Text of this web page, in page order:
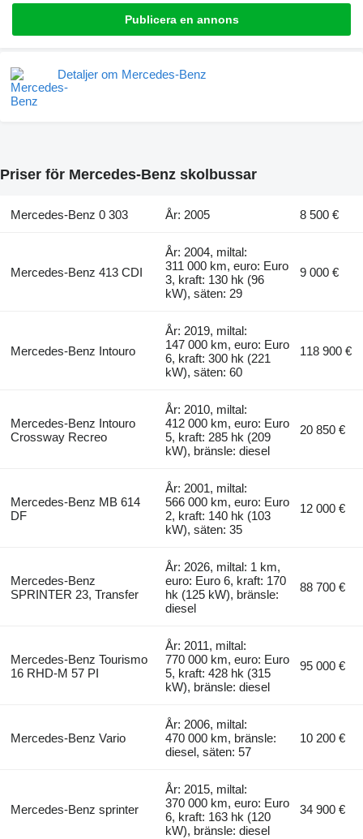
Publicera en annons
Detaljer om Mercedes-Benz
Priser för Mercedes-Benz skolbussar
Mercedes-Benz 0 303 År: 2005 8 500 €
Mercedes-Benz 413 CDI
År: 2004, miltal:
311 000 km, euro: Euro
3, kraft: 130 hk (96
kW), säten: 29
9 000 €
Mercedes-Benz Intouro
År: 2019, miltal:
147 000 km, euro: Euro
6, kraft: 300 hk (221
kW), säten: 60
118 900 €
Mercedes-Benz Intouro
Crossway Recreo
År: 2010, miltal:
412 000 km, euro: Euro
5, kraft: 285 hk (209
kW), bränsle: diesel
20 850 €
Mercedes-Benz MB 614
DF
År: 2001, miltal:
566 000 km, euro: Euro
2, kraft: 140 hk (103
kW), säten: 35
12 000 €
Mercedes-Benz
SPRINTER 23, Transfer
År: 2026, miltal: 1 km,
euro: Euro 6, kraft: 170
hk (125 kW), bränsle:
diesel
88 700 €
Mercedes-Benz Tourismo
16 RHD-M 57 PI
År: 2011, miltal:
770 000 km, euro: Euro
5, kraft: 428 hk (315
kW), bränsle: diesel
95 000 €
Mercedes-Benz Vario
År: 2006, miltal:
470 000 km, bränsle:
diesel, säten: 57
10 200 €
Mercedes-Benz sprinter
År: 2015, miltal:
370 000 km, euro: Euro
6, kraft: 163 hk (120
kW), bränsle: diesel
34 900 €